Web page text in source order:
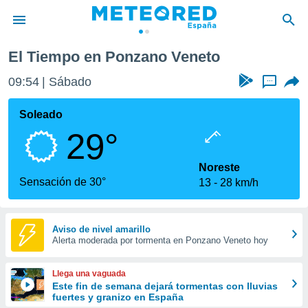
de
por
que se
calidad.
a este
las
y
forma
digital
basada
El Tiempo en Ponzano Veneto
09:54 Sábado ...
Soleado
29°
Sensación de 30°
Noreste
13
28 km/h
Aviso de nivel amarillo
Alerta moderada por tormenta en Ponzano Veneto hoy
Llega una vaguada
Este fin de semana dejará tormentas con lluvias
fuertes y granizo en España